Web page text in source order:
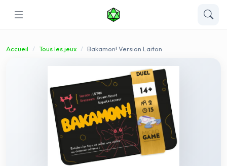
Accueil Tous les jeux Bakamon! Version Laiton